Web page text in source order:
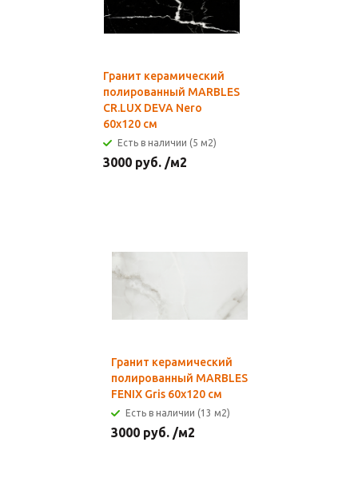
Гранит керамический
полированный MARBLES
CR.LUX DEVA Nero
60x120 см
Есть в наличии (5 м2)
3000 руб. /м2
Гранит керамический
полированный MARBLES
FENIX Gris 60x120 см
Есть в наличии (13 м2)
3000 руб. /м2